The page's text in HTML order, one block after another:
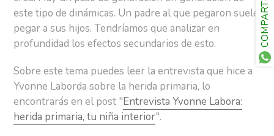
este tipo de dinámicas. Un padre al que pegaron suele
pegar a sus hijos. Tendríamos que analizar en
profundidad los efectos secundarios de esto.
Sobre este tema puedes leer la entrevista que hice a
Yvonne Laborda sobre la herida primaria, lo
encontrarás en el post "Entrevista Yvonne Labora:
herida primaria, tu niña interior".
COMPARTE